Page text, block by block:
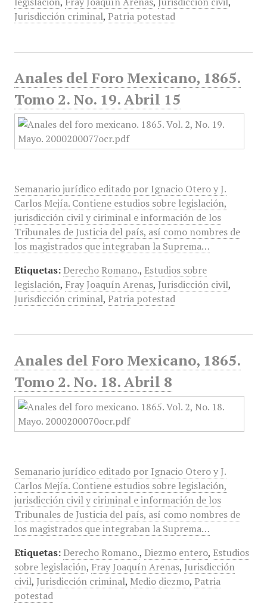
Jurisdicción criminal, Patria potestad
Anales del Foro Mexicano, 1865.
Tomo 2. No. 19. Abril 15
Semanario jurídico editado por Ignacio Otero y J.
Carlos Mejía. Contiene estudios sobre legislación,
jurisdicción civil y ciriminal e información de los
Tribunales de Justicia del país, así como nombres de
los magistrados que integraban la Suprema…
Etiquetas: Derecho Romano., Estudios sobre
legislación, Fray Joaquín Arenas, Jurisdicción civil,
Jurisdicción criminal, Patria potestad
Anales del Foro Mexicano, 1865.
Tomo 2. No. 18. Abril 8
Semanario jurídico editado por Ignacio Otero y J.
Carlos Mejía. Contiene estudios sobre legislación,
jurisdicción civil y ciriminal e información de los
Tribunales de Justicia del país, así como nombres de
los magistrados que integraban la Suprema…
Etiquetas: Derecho Romano., Diezmo entero, Estudios
sobre legislación, Fray Joaquín Arenas, Jurisdicción
civil, Jurisdicción criminal, Medio diezmo, Patria
potestad